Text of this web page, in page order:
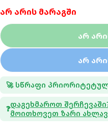
არ არის მარაგში
Არ
Არ
🚀 სწრაფი
❓Დაგეხმაროთ
Მოითხოვეთ Ზარი